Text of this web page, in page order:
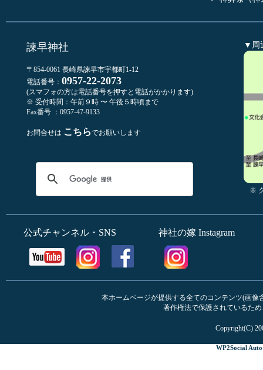
諫早神社
〒854-0061 長崎県諫早市宇都町1-12
電話番号： 0957-22-2073
(スマフォの方は電話番号を押すと電話がかかります)
※ 受付時間：午前９時 〜 午後５時頃まで
Fax番号 ：0957-47-9133
お問合せは こちらでお願いします
▼周
※
公式チャンネル・SNS 神社の嫁 Instagram
本ホームページが提供する全てのコンテンツ(画
著作権法で保護されているた
Copyright(C)
WP2Social